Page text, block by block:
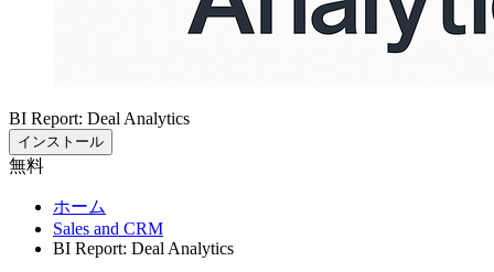
BI Report: Deal Analytics
インストール
無料
ホーム
Sales and CRM
BI Report: Deal Analytics